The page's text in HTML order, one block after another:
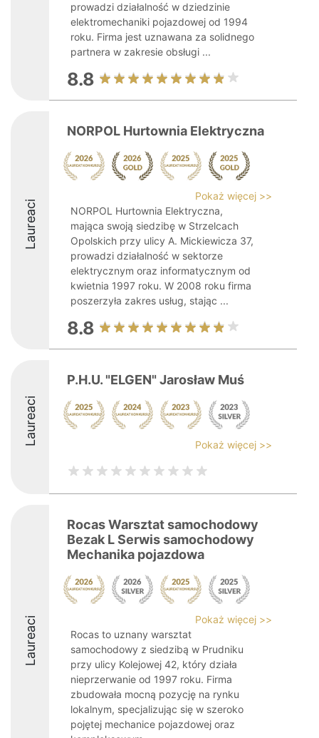
prowadzi działalność w dziedzinie
elektromechaniki pojazdowej od 1994
roku. Firma jest uznawana za solidnego
partnera w zakresie obsługi ...
8.8
Laureaci
NORPOL Hurtownia Elektryczna
Pokaż więcej >>
NORPOL Hurtownia Elektryczna,
mająca swoją siedzibę w Strzelcach
Opolskich przy ulicy A. Mickiewicza 37,
prowadzi działalność w sektorze
elektrycznym oraz informatycznym od
kwietnia 1997 roku. W 2008 roku firma
poszerzyła zakres usług, stając ...
8.8
Laureaci
P.H.U. "ELGEN" Jarosław Muś
Pokaż więcej >>
Laureaci
Rocas Warsztat samochodowy
Bezak L Serwis samochodowy
Mechanika pojazdowa
Pokaż więcej >>
Rocas to uznany warsztat
samochodowy z siedzibą w Prudniku
przy ulicy Kolejowej 42, który działa
nieprzerwanie od 1997 roku. Firma
zbudowała mocną pozycję na rynku
lokalnym, specjalizując się w szeroko
pojętej mechanice pojazdowej oraz